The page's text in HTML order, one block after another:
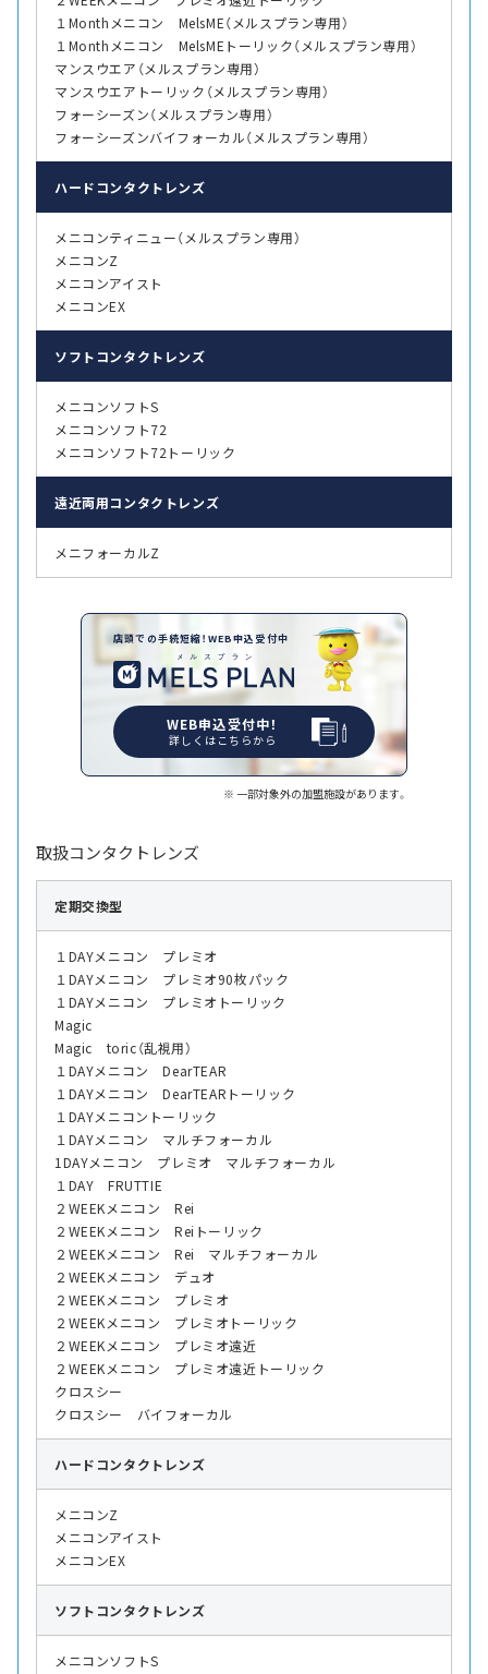
１Monthメニコン MelsME（メルスプラン専用）
１Monthメニコン MelsMEトーリック（メルスプラン専用）
マンスウエア（メルスプラン専用）
マンスウエアトーリック（メルスプラン専用）
フォーシーズン（メルスプラン専用）
フォーシーズンバイフォーカル（メルスプラン専用）
ハード コンタクトレンズ
メニコンティニュー（メルスプラン専用）
メニコンZ
メニコンアイスト
メニコンEX
ソフト コンタクトレンズ
メニコンソフトS
メニコンソフト72
メニコンソフト72トーリック
遠近両用コンタクトレンズ
メニフォーカルZ
店頭での手続短縮！WEB申込受付中
WEB申込受付中！
詳しくはこちらから
一部対象外の加盟施設があります。
取扱コンタクトレンズ
定期交換型
１DAYメニコン プレミオ
１DAYメニコン プレミオ90枚パック
１DAYメニコン プレミオトーリック
Magic
Magic toric（乱視用）
１DAYメニコン DearTEAR
１DAYメニコン DearTEARトーリック
１DAYメニコントーリック
１DAYメニコン マルチフォーカル
1DAYメニコン プレミオ マルチフォーカル
１DAY FRUTTIE
２WEEKメニコン Rei
２WEEKメニコン Reiトーリック
２WEEKメニコン Rei マルチフォーカル
２WEEKメニコン デュオ
２WEEKメニコン プレミオ
２WEEKメニコン プレミオトーリック
２WEEKメニコン プレミオ遠近
２WEEKメニコン プレミオ遠近トーリック
クロスシー
クロスシー バイフォーカル
ハード コンタクトレンズ
メニコンZ
メニコンアイスト
メニコンEX
ソフト コンタクトレンズ
メニコンソフトS